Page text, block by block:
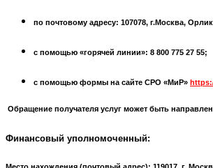
по почтовому адресу: 107078, г.Москва,
с помощью «горячей линии»: 8 800 775 27 55;
с помощью формы на сайте СРО «МиР»
Обращение получателя услуг может быть
Финансовый уполномоченный: